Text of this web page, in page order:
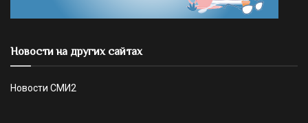
Новости на других сайтах
Новости СМИ2